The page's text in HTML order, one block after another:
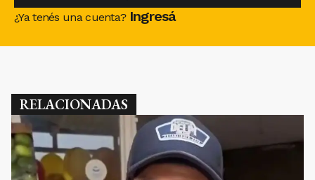
¿Ya tenés una cuenta? Ingresá
RELACIONADAS